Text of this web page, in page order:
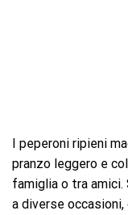
I peperoni ripieni
pranzo leggero e
famiglia o tra
a diverse occasioni,